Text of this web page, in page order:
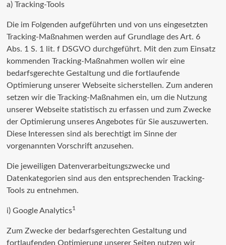
a) Tracking-Tools
Die im Folgenden aufgeführten und von uns eingesetzten
Tracking-Maßnahmen werden auf Grundlage des Art. 6
Abs. 1 S. 1 lit. f DSGVO durchgeführt. Mit den zum Einsatz
kommenden Tracking-Maßnahmen wollen wir eine
bedarfsgerechte Gestaltung und die fortlaufende
Optimierung unserer Webseite sicherstellen. Zum anderen
setzen wir die Tracking-Maßnahmen ein, um die Nutzung
unserer Webseite statistisch zu erfassen und zum Zwecke
der Optimierung unseres Angebotes für Sie auszuwerten.
Diese Interessen sind als berechtigt im Sinne der
vorgenannten Vorschrift anzusehen.
Die jeweiligen Datenverarbeitungszwecke und
Datenkategorien sind aus den entsprechenden Tracking-
Tools zu entnehmen.
i) Google Analytics1
Zum Zwecke der bedarfsgerechten Gestaltung und
fortlaufenden Optimierung unserer Seiten nutzen wir